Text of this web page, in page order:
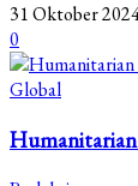
31 Oktober
0
Global